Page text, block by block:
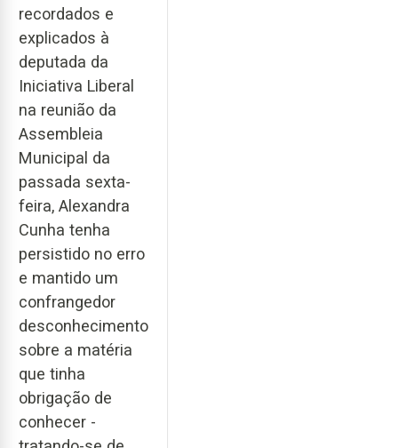
recordados e
explicados à
deputada da
Iniciativa Liberal
na reunião da
Assembleia
Municipal da
passada sexta-
feira, Alexandra
Cunha tenha
persistido no erro
e mantido um
confrangedor
desconhecimento
sobre a matéria
que tinha
obrigação de
conhecer -